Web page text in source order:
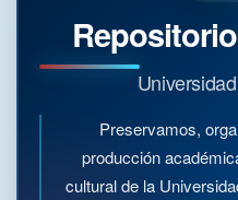
Preservamos,
producción
cultural de la